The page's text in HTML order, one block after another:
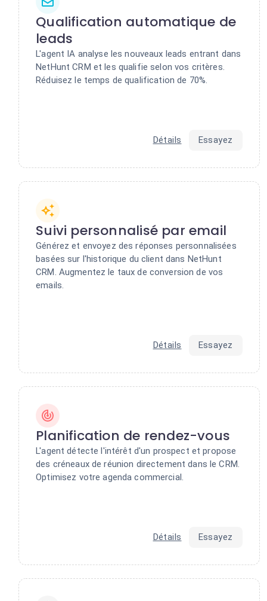
Qualification automatique de
leads
L'agent IA analyse les nouveaux leads entrant dans
NetHunt CRM et les qualifie selon vos critères.
Réduisez le temps de qualification de 70%.
Détails Essayez
Suivi personnalisé par email
Générez et envoyez des réponses personnalisées
basées sur l'historique du client dans NetHunt
CRM. Augmentez le taux de conversion de vos
emails.
Détails Essayez
Planification de rendez-vous
L'agent détecte l'intérêt d'un prospect et propose
des créneaux de réunion directement dans le CRM.
Optimisez votre agenda commercial.
Détails Essayez